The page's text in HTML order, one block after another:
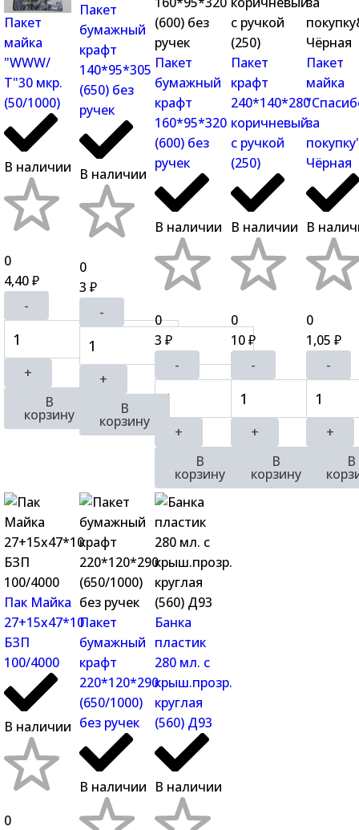
Пакет
майка
"WWW/
Т"30 мкр.
(50/1000)
В наличии
0
4,40 ₽
-
+
В
корзину
Пакет
бумажный
крафт
140*95*305
(650) без
ручек
В наличии
0
3₽
-
+
В
корзину
Пакет
бумажный
крафт
160*95*320
(600) без
ручек
В наличии
0
3₽
-
+
В
корзину
Пакет
крафт
240*140*280
коричневый
с ручкой
(250)
В наличии
0
10 ₽
-
+
В
корзину
Пакет
майка
за
Чёрная
В
0
1,05 ₽
-
+
В
Пак Майка
27+15х47*10
БЗП
100/4000
В наличии
0
Пакет
бумажный
крафт
220*120*290
(650/1000)
без ручек
В наличии
Банка
пластик
280 мл. с
крыш.прозр.
круглая
(560) Д93
В наличии